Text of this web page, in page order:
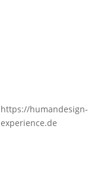
https://humandesign-
experience.de